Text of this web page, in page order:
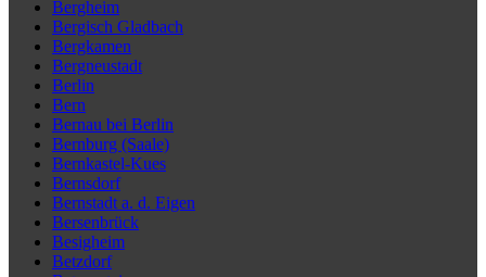
Bergheim
Bergisch Gladbach
Bergkamen
Bergneustadt
Berlin
Bern
Bernau bei Berlin
Bernburg (Saale)
Bernkastel-Kues
Bernsdorf
Bernstadt a. d. Eigen
Bersenbrück
Besigheim
Betzdorf